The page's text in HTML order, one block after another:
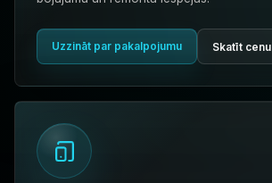
Uzzināt par pakalpojumu Skatīt cenu